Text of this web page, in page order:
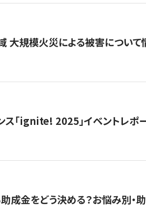
大規模火災による被害につい
「ignite! 2025」イベントレポ
成金をどう決める？お悩み別・